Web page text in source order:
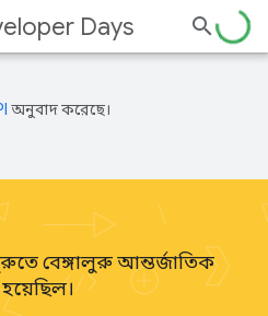
Days
অনুবাদ করেছে।
বেঙ্গালুরু আন্তর্জাতিক